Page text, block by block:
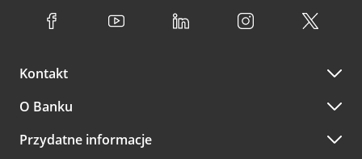
Kontakt
O Banku
Przydatne informacje